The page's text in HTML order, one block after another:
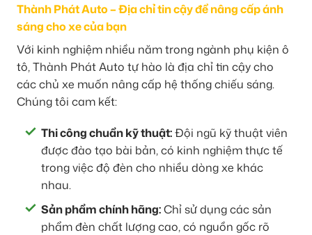
Thành Phát Auto – Địa chỉ tin cậy để nâng cấp ánh
sáng cho xe của bạn
Với kinh nghiệm nhiều năm trong ngành phụ kiện ô
tô, Thành Phát Auto tự hào là địa chỉ tin cậy cho
các chủ xe muốn nâng cấp hệ thống chiếu sáng.
Chúng tôi cam kết:
Thi công chuẩn kỹ thuật:Đội ngũ kỹ thuật viên
được đào tạo bài bản, có kinh nghiệm thực tế
trong việc độ đèn cho nhiều dòng xe khác
nhau.
Sản phẩm chính hãng:Chỉ sử dụng các sản
phẩm đèn chất lượng cao, có nguồn gốc rõ